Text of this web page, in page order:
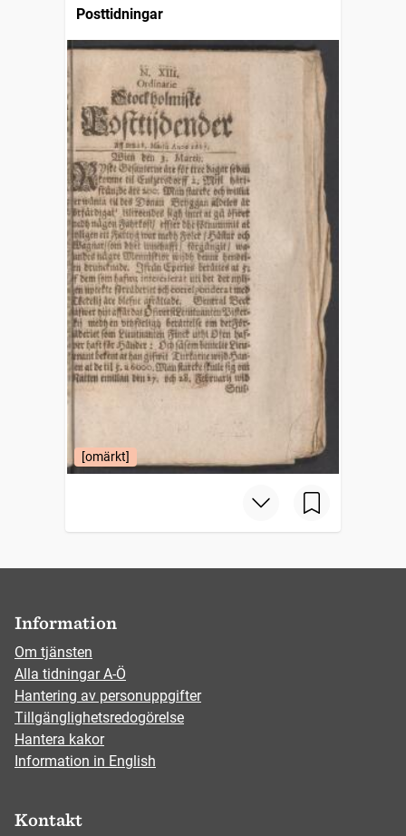
Posttidningar
[omärkt]
Information
Om tjänsten
Alla tidningar A-Ö
Hantering av personuppgifter
Tillgänglighetsredogörelse
Hantera kakor
Information in English
Kontakt